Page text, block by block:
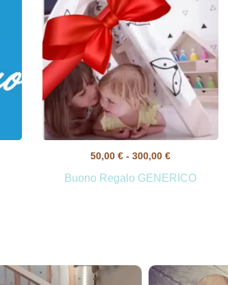
50,00 € - 300,00 €
Buono Regalo GENERICO